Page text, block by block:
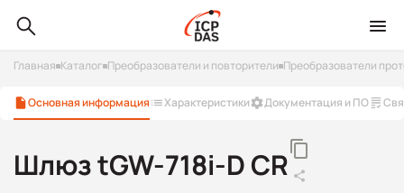
Главная Каталог Преобразователи и повторители Преобразователи
Основная информация Характеристики Документация и ПО
Шлюз tGW-718i-D CR